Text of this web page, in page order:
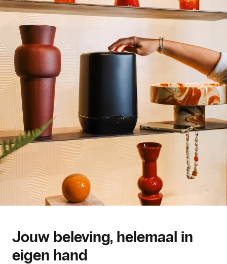
Jouw beleving, helemaal in
eigen hand